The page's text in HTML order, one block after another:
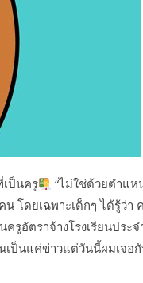
เป็นครู
“ไม่ใช่ด้วยตำแห
โดยเฉพาะเด็กๆ ได้รู้ว่า
รูอัตราจ้างโรงเรียนประ
ป็นแค่ข่าวแต่วันนี้ผมเจอกั